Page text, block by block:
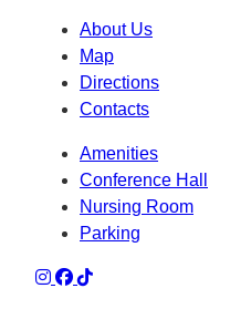
About Us
Map
Directions
Contacts
Amenities
Conference Hall
Nursing Room
Parking